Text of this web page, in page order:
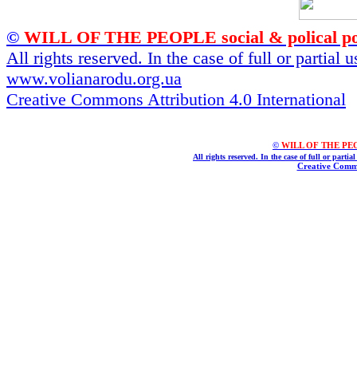
© WILL OF THE PEOPLE social & polical
All rights reserved. In the case of full or partial
www.volianarodu.org.ua
Creative Commons Attribution 4.0 International
© WILL OF THE
All rights reserved. In the case of full or
Creative